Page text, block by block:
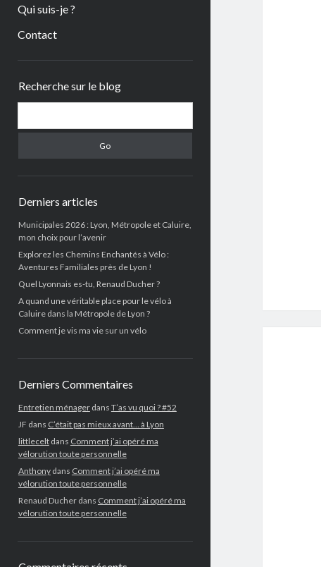
Qui suis-je ?
Contact
Recherche sur le blog
Derniers articles
Municipales 2026 : Lyon, Métropole et Caluire,
mon choix pour l’avenir
Explorez les Chemins Enchantés à Vélo :
Aventures Familiales près de Lyon !
Quel Lyonnais es-tu, Renaud Ducher ?
A quand une véritable place pour le vélo à
Caluire dans la Métropole de Lyon ?
Comment je vis ma vie sur un vélo
Derniers Commentaires
Entretien ménagerdans T’as vu quoi ? #52
JF dans C’était pas mieux avant… à Lyon
littleceltdans Comment j’ai opéré ma
vélorution toute personnelle
Anthonydans Comment j’ai opéré ma
vélorution toute personnelle
Renaud Ducherdans Comment j’ai opéré ma
vélorution toute personnelle